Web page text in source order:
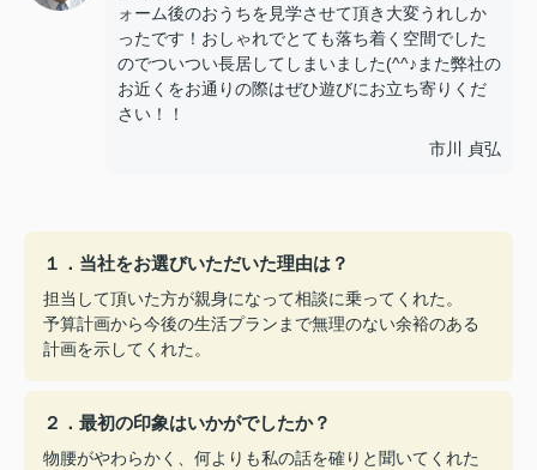
ォーム後のおうちを見学させて頂き大変うれしか
ったです！おしゃれでとても落ち着く空間でした
のでついつい長居してしまいました(^^♪また弊社の
お近くをお通りの際はぜひ遊びにお立ち寄りくだ
さい！！
市川 貞弘
１．当社をお選びいただいた理由は？
担当して頂いた方が親身になって相談に乗ってくれた。
予算計画から今後の生活プランまで無理のない余裕のある
計画を示してくれた。
２．最初の印象はいかがでしたか？
物腰がやわらかく、何よりも私の話を確りと聞いてくれた